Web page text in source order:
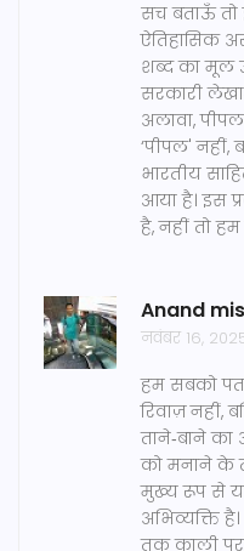
सच बताऊँ
ऐतिहासिक
शब्द का मूल
सरकारी
अलावा,
‘पीपल' नहीं,
भारतीय
आया है। इस
है, नहीं तो
Anand
नवंबर 16,
हम सबको
रिवाज़ नहीं,
ताने‑बाने का
को मनाने के
मुख्य रूप से
अभिव्यक्ति
तक काली